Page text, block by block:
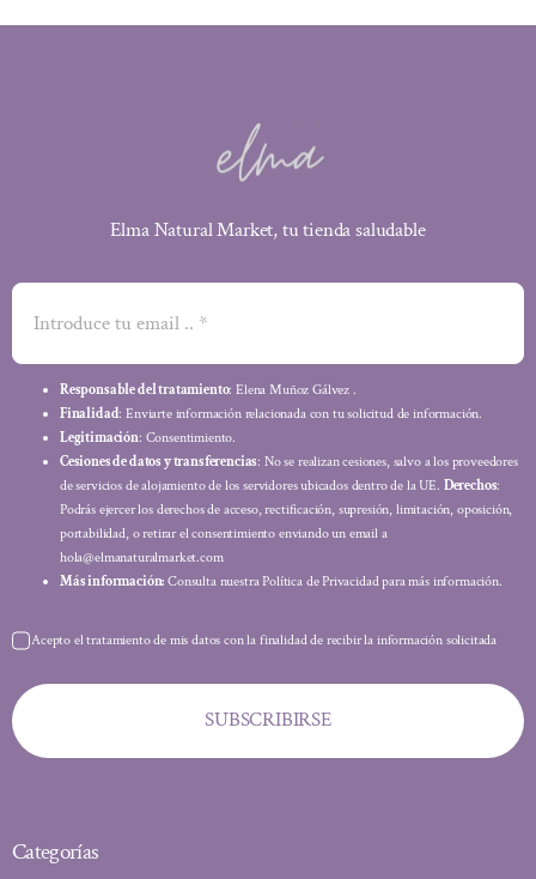
Elma Natural Market, tu tienda saludable
Responsable del tratamiento: Elena Muñoz Gálvez .
Finalidad: Enviarte información relacionada con tu solicitud de información.
Legitimación: Consentimiento.
Cesiones de datos y transferencias: No se realizan cesiones, salvo a los proveedores
de servicios de alojamiento de los servidores ubicados dentro de la UE. Derechos:
Podrás ejercer los derechos de acceso, rectificación, supresión, limitación, oposición,
portabilidad, o retirar el consentimiento enviando un email a
hola@elmanaturalmarket.com
Más información: Consulta nuestra Política de Privacidad para más información.
Acepto el tratamiento de mis datos con la finalidad de recibir la información solicitada
SUBSCRIBIRSE
Categorías